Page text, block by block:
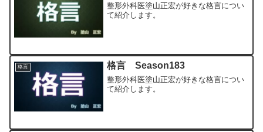
整形外科医塗山正宏が好きな格言につい
て紹介します。
格言 格言 Season183
整形外科医塗山正宏が好きな格言につい
て紹介します。